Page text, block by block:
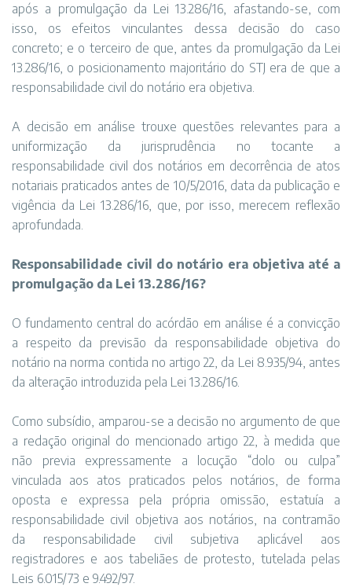
após a promulgação da Lei 13.286/16, afastando-se, com
isso, os efeitos vinculantes dessa decisão do caso
concreto; e o terceiro de que, antes da promulgação da Lei
13.286/16, o posicionamento majoritário do STJ era de que a
responsabilidade civil do notário era objetiva.
A decisão em análise trouxe questões relevantes para a
uniformização da jurisprudência no tocante a
responsabilidade civil dos notários em decorrência de atos
notariais praticados antes de 10/5/2016, data da publicação e
vigência da Lei 13.286/16, que, por isso, merecem reflexão
aprofundada.
Responsabilidade civil do notário era objetiva até a
promulgação da Lei 13.286/16?
O fundamento central do acórdão em análise é a convicção
a respeito da previsão da responsabilidade objetiva do
notário na norma contida no artigo 22, da Lei 8.935/94, antes
da alteração introduzida pela Lei 13.286/16.
Como subsídio, amparou-se a decisão no argumento de que
a redação original do mencionado artigo 22, à medida que
não previa expressamente a locução “dolo ou culpa”
vinculada aos atos praticados pelos notários, de forma
oposta e expressa pela própria omissão, estatuía a
responsabilidade civil objetiva aos notários, na contramão
da responsabilidade civil subjetiva aplicável aos
registradores e aos tabeliães de protesto, tutelada pelas
Leis 6.015/73 e 9.492/97.